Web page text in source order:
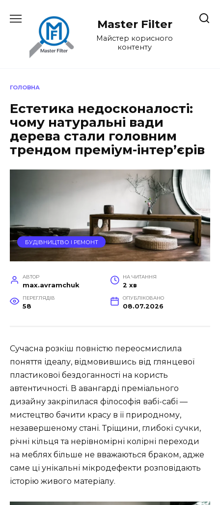
до
Master Filter
Майстер корисного
контенту
ГОЛОВНА
Естетика недосконалості:
чому натуральні вади
дерева стали головним
трендом преміум-інтер’єрів
БУДІВНИЦТВО І РЕМОНТ
АВТОР
max.avramchuk
НА ЧИТАННЯ
2 хв
ПЕРЕГЛЯДІВ
58
ОПУБЛІКОВАНО
08.07.2026
Сучасна розкіш повністю переосмислила
поняття ідеалу, відмовившись від глянцевої
пластикової бездоганності на користь
автентичності. В авангарді преміального
дизайну закріпилася філософія вабі-сабі —
мистецтво бачити красу в її природному,
незавершеному стані. Тріщини, глибокі сучки,
річні кільця та нерівномірні колірні переходи
на меблях більше не вважаються браком, адже
саме ці унікальні мікродефекти розповідають
історію живого матеріалу.